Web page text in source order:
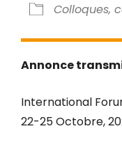
Colloques,
Annonce
International
22-25 Octobre,